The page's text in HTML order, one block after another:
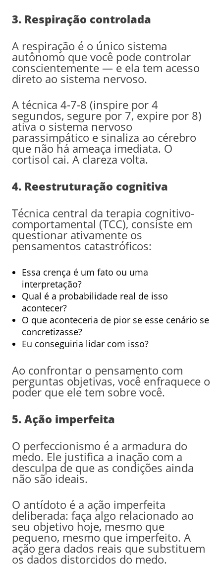
3. Respiração controlada
A respiração é o único sistema
autônomo que você pode controlar
conscientemente — e ela tem acesso
direto ao sistema nervoso.
A técnica 4-7-8 (inspire por 4
segundos, segure por 7, expire por 8)
ativa o sistema nervoso
parassimpático e sinaliza ao cérebro
que não há ameaça imediata. O
cortisol cai. A clareza volta.
4. Reestruturação cognitiva
Técnica central da terapia cognitivo-
comportamental (TCC), consiste em
questionar ativamente os
pensamentos catastróficos:
Essa crença é um fato ou uma
interpretação?
Qual é a probabilidade real de isso
acontecer?
O que aconteceria de pior se esse cenário se
concretizasse?
Eu conseguiria lidar com isso?
Ao confrontar o pensamento com
perguntas objetivas, você enfraquece o
poder que ele tem sobre você.
5. Ação imperfeita
O perfeccionismo é a armadura do
medo. Ele justifica a inação com a
desculpa de que as condições ainda
não são ideais.
O antídoto é a ação imperfeita
deliberada: faça algo relacionado ao
seu objetivo hoje, mesmo que
pequeno, mesmo que imperfeito. A
ação gera dados reais que substituem
os dados distorcidos do medo.